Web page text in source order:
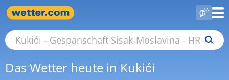
Das Wetter heute in Kukići